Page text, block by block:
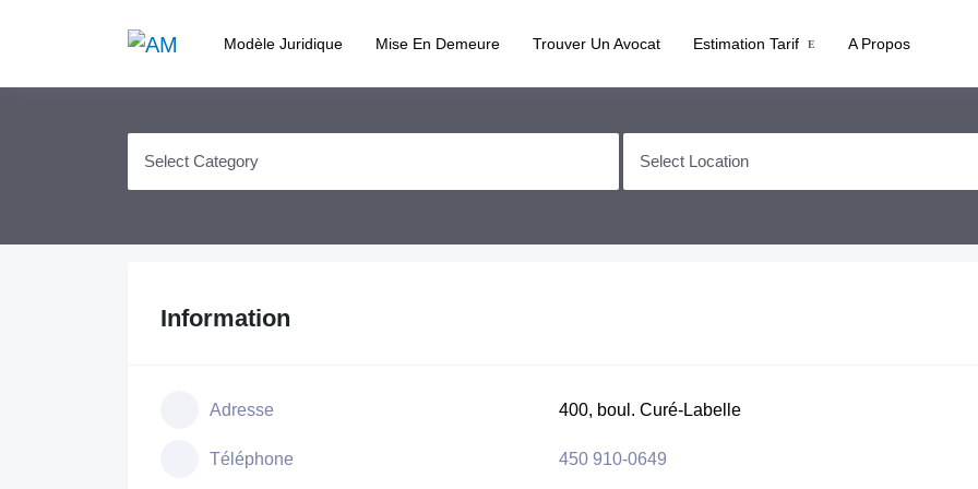
Modèle Juridique Mise En Demeure Trouver Un Avocat Estimation Tarif A Propos
Information
Adresse 400, boul. Curé-Labelle
Téléphone 450 910-0649